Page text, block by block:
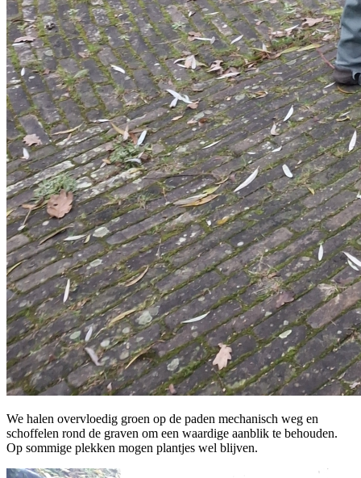
We halen overvloedig groen op de paden mechanisch weg en
schoffelen rond de graven om een waardige aanblik te behouden.
Op sommige plekken mogen plantjes wel blijven.